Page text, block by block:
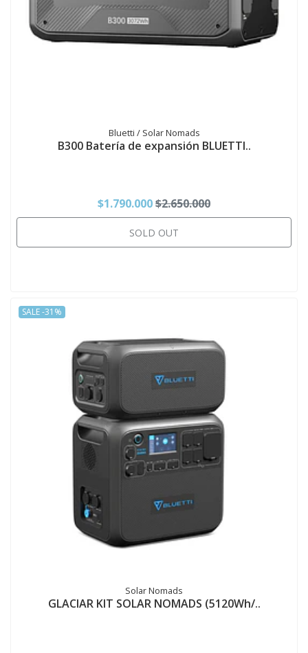
Bluetti / Solar Nomads
B300 Batería de expansión BLUETTI..
$1.790.000$2.650.000
SOLD OUT
SALE -31%
Solar Nomads
GLACIAR KIT SOLAR NOMADS (5120Wh/..